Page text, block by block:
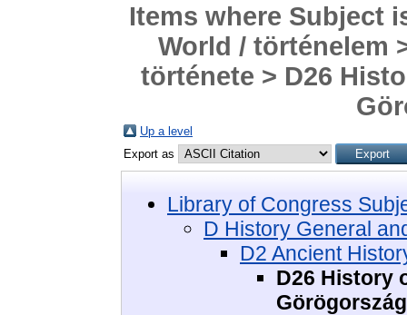
Items where Subject
World / történelem
története > D26
Up a level
Export as
Library of Congress
D History General
D2 Ancient
D26 History
Görögország